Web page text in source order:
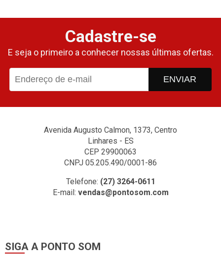
Cadastre-se
E seja o primeiro a conhecer nossas últimas ofertas.
ENVIAR
Avenida Augusto Calmon, 1373, Centro
Linhares - ES
CEP 29900063
CNPJ 05.205.490/0001-86
Telefone: (27) 3264-0611
E-mail: vendas@pontosom.com
SIGA A PONTO SOM